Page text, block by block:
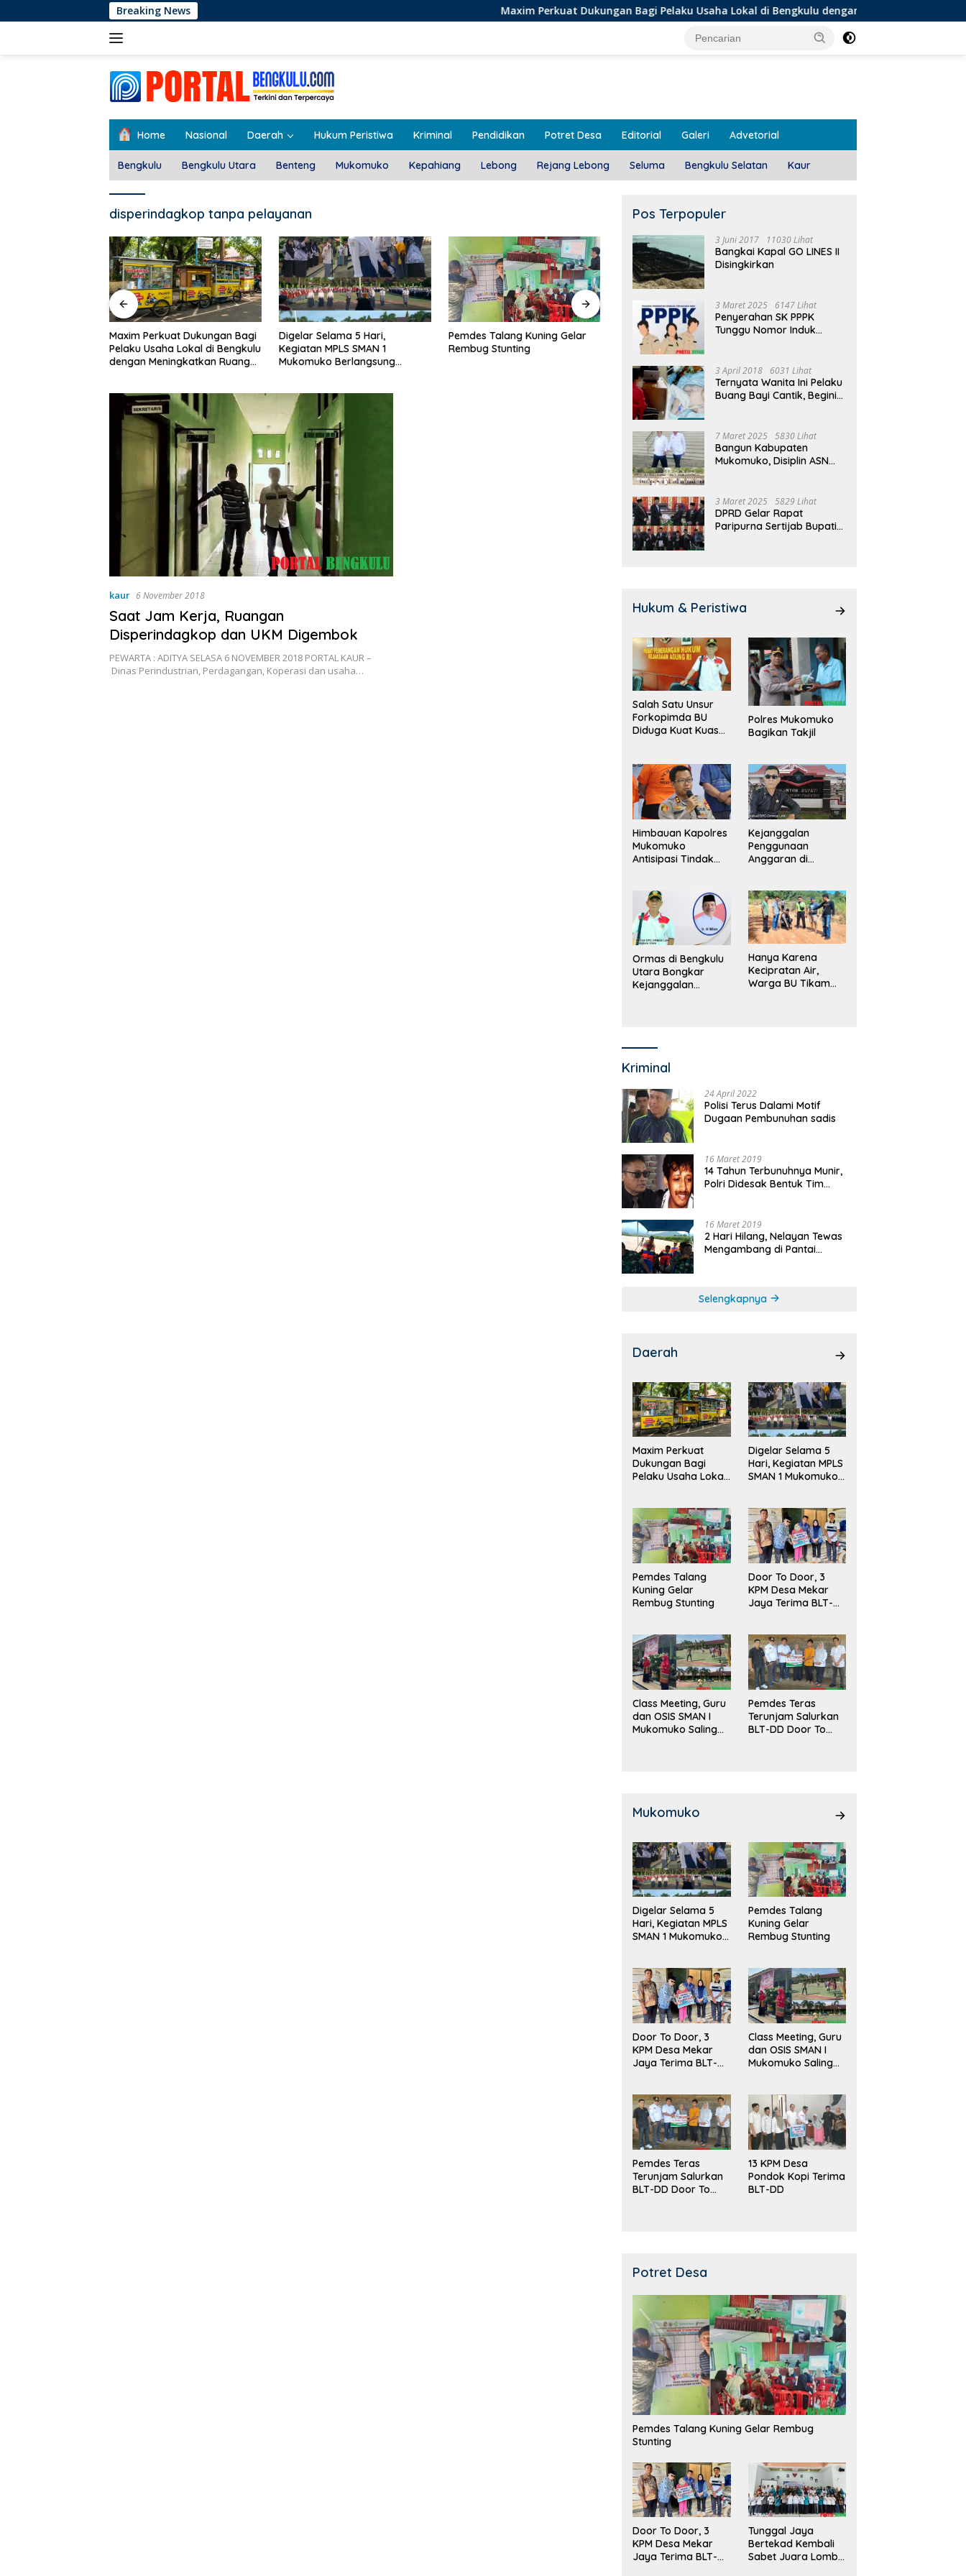
ke
Breaking News Maxim Perkuat Dukungan Bagi Pelaku Usaha Lokal di Bengkulu dengan Meningkatkan Ruang Publik dan
Home Nasional Daerah Hukum Peristiwa Kriminal Pendidikan Potret Desa Editorial Galeri Advetorial
Bengkulu Bengkulu Utara Benteng Mukomuko Kepahiang Lebong Rejang Lebong Seluma Bengkulu Selatan Kaur
disperindagkop tanpa pelayanan
Maxim Perkuat Dukungan Bagi
Pelaku Usaha Lokal di Bengkulu
dengan Meningkatkan Ruang
Digelar Selama 5 Hari,
Kegiatan MPLS SMAN 1
Mukomuko Berlangsung
Pemdes Talang Kuning Gelar
Rembug Stunting
Door To Door, 3 KPM Desa
Mekar Jaya Terima BLT-DD!
Class Meeting, Guru dan OSIS
kaur 6 November 2018
Saat Jam Kerja, Ruangan
Disperindagkop dan UKM Digembok
PEWARTA : ADITYA SELASA 6 NOVEMBER 2018 PORTAL KAUR –
Dinas Perindustrian, Perdagangan, Koperasi dan usaha…
Pos Terpopuler
3 Juni 2017 11030 Lihat
Bangkai Kapal GO LINES II
Disingkirkan
3 Maret 2025 6147 Lihat
Penyerahan SK PPPK
Tunggu Nomor Induk
3 April 2018 6031 Lihat
Ternyata Wanita Ini Pelaku
Buang Bayi Cantik, Begini
7 Maret 2025 5830 Lihat
Bangun Kabupaten
Mukomuko, Disiplin ASN
3 Maret 2025 5829 Lihat
DPRD Gelar Rapat
Paripurna Sertijab Bupati
Hukum & Peristiwa
Salah Satu Unsur
Forkopimda BU
Diduga Kuat Kuasai
Laki Lapor
Kejagung
Polres Mukomuko
Bagikan Takjil
Himbauan Kapolres
Mukomuko
Antisipasi Tindak
Orang
Kejanggalan
Penggunaan
Anggaran di
Bakal Dibongkar
Ormas di Bengkulu
Utara Bongkar
Kejanggalan
Hanya Karena
Kecipratan Air,
Warga BU Tikam
Kriminal
24 April 2022
Polisi Terus Dalami Motif
Dugaan Pembunuhan sadis
16 Maret 2019
14 Tahun Terbunuhnya Munir,
Polri Didesak Bentuk Tim
16 Maret 2019
2 Hari Hilang, Nelayan Tewas
Mengambang di Pantai
Selengkapnya
Daerah
Maxim Perkuat
Dukungan Bagi
Pelaku Usaha Lokal
Ruang Publik dan
Kebersihan Pasar
Digelar Selama 5
Hari, Kegiatan MPLS
SMAN 1 Mukomuko
Pemdes Talang
Kuning Gelar
Rembug Stunting
Door To Door, 3
KPM Desa Mekar
Jaya Terima BLT-
Class Meeting, Guru
dan OSIS SMAN I
Mukomuko Saling
Pemdes Teras
Terunjam Salurkan
BLT-DD Door To
Mukomuko
Digelar Selama 5
Hari, Kegiatan MPLS
SMAN 1 Mukomuko
Pemdes Talang
Kuning Gelar
Rembug Stunting
Door To Door, 3
KPM Desa Mekar
Jaya Terima BLT-
Class Meeting, Guru
dan OSIS SMAN I
Mukomuko Saling
Pemdes Teras
Terunjam Salurkan
BLT-DD Door To
13 KPM Desa
Pondok Kopi Terima
BLT-DD
Potret Desa
Pemdes Talang Kuning Gelar Rembug
Stunting
Door To Door, 3
KPM Desa Mekar
Jaya Terima BLT-
Tunggal Jaya
Bertekad Kembali
Sabet Juara Lomba